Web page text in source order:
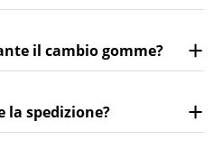
il cambio gomme?
la spedizione?